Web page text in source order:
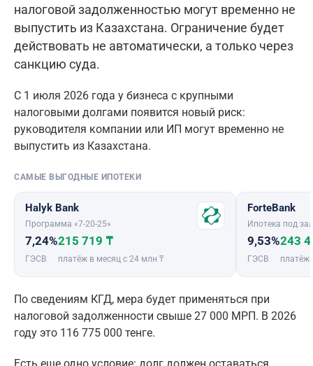
налоговой задолженностью могут временно не
выпустить из Казахстана. Ограничение будет
действовать не автоматически, а только через
санкцию суда.
С 1 июля 2026 года у бизнеса с крупными
налоговыми долгами появится новый риск:
руководителя компании или ИП могут временно не
выпустить из Казахстана.
САМЫЕ ВЫГОДНЫЕ ИПОТЕКИ
Halyk Bank
Программа «7-20-25»
7,24%
ГЭСВ
215 719 ₸
платёж в месяц с 24 млн ₸
ForteBank
Ипотека под
9,53%
ГЭСВ
243
платёж
По сведениям КГД, мера будет применяться при
налоговой задолженности свыше 27 000 МРП. В 2026
году это 116 775 000 тенге.